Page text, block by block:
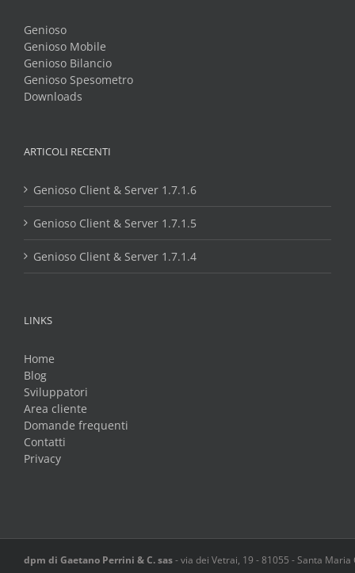
Genioso
Genioso Mobile
Genioso Bilancio
Genioso Spesometro
Downloads
ARTICOLI RECENTI
Genioso Client & Server 1.7.1.6
Genioso Client & Server 1.7.1.5
Genioso Client & Server 1.7.1.4
LINKS
Home
Blog
Sviluppatori
Area cliente
Domande frequenti
Contatti
Privacy
dpm di Gaetano Perrini & C. sas-via dei Vetrai, 19 -81055 -Santa Maria